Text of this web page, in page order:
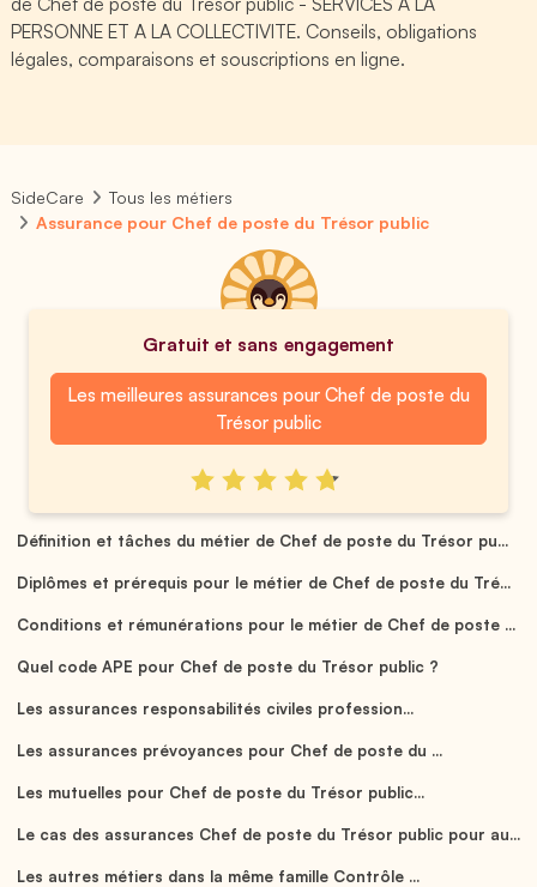
PERSONNE ET A LA COLLECTIVITE. Conseils, obligations
légales, comparaisons et souscriptions en ligne.
SideCare
Tous les métiers
Assurance pour Chef de poste du Trésor public
Gratuit et sans engagement
Les meilleures assurances pour Chef de poste du
Trésor public
Définition et tâches du métier de Chef de poste du Trésor pu...
Diplômes et prérequis pour le métier de Chef de poste du Tré...
Conditions et rémunérations pour le métier de Chef de poste ...
Quel code APE pour Chef de poste du Trésor public ?
Les assurances responsabilités civiles profession...
Les assurances prévoyances pour Chef de poste du ...
Les mutuelles pour Chef de poste du Trésor public...
Le cas des assurances Chef de poste du Trésor public pour au...
Les autres métiers dans la même famille Contrôle ...